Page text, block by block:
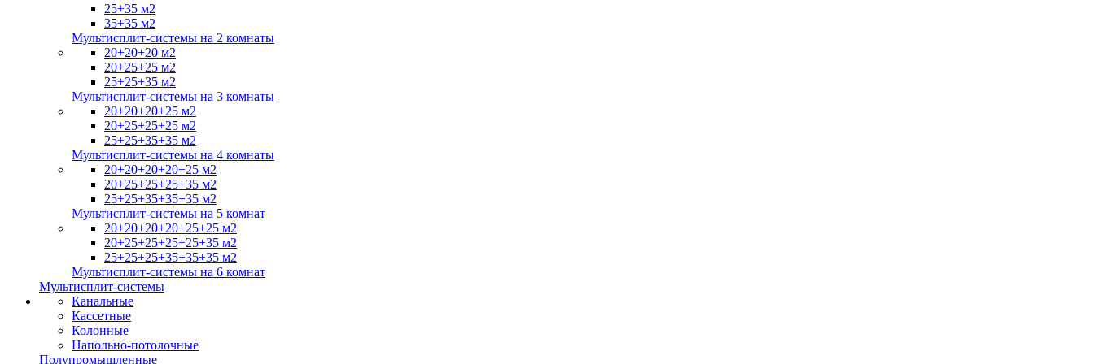
25+35 м2
35+35 м2
Мультисплит-системы на 2 комнаты
20+20+20 м2
20+25+25 м2
25+25+35 м2
Мультисплит-системы на 3 комнаты
20+20+20+25 м2
20+25+25+25 м2
25+25+35+35 м2
Мультисплит-системы на 4 комнаты
20+20+20+20+25 м2
20+25+25+25+35 м2
25+25+35+35+35 м2
Мультисплит-системы на 5 комнат
20+20+20+20+25+25 м2
20+25+25+25+25+35 м2
25+25+25+35+35+35 м2
Мультисплит-системы на 6 комнат
Мультисплит-системы
Канальные
Кассетные
Колонные
Напольно-потолочные
Полупромышленные